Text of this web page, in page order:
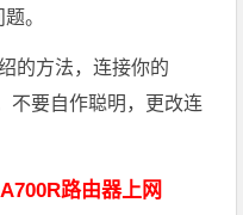
。
的方法，连接你的
不要自作聪明，更改连
路由器上网